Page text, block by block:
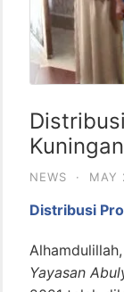
Kuningan
NEWS · MAY
Distribusi
Yayasan